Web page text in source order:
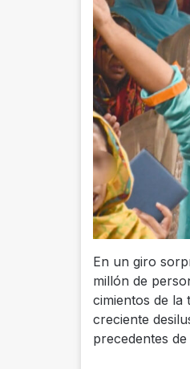
En un giro
millón de
cimientos de la
creciente
precedentes